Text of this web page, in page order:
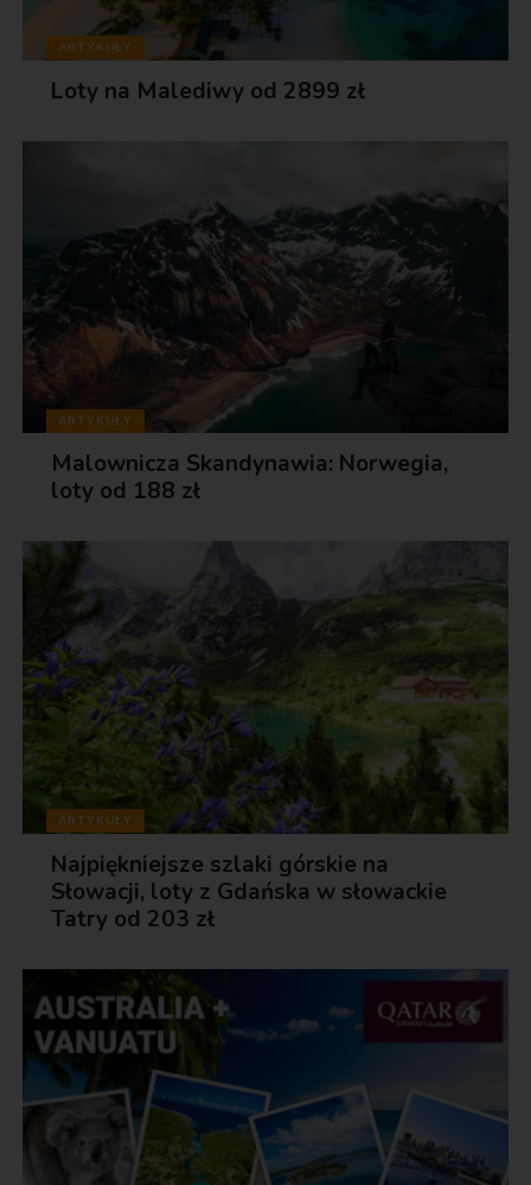
ARTYKUŁY
Loty na Malediwy od 2899 zł
ARTYKUŁY
Malownicza Skandynawia: Norwegia,
loty od 188 zł
ARTYKUŁY
Najpiękniejsze szlaki górskie na
Słowacji, loty z Gdańska w słowackie
Tatry od 203 zł